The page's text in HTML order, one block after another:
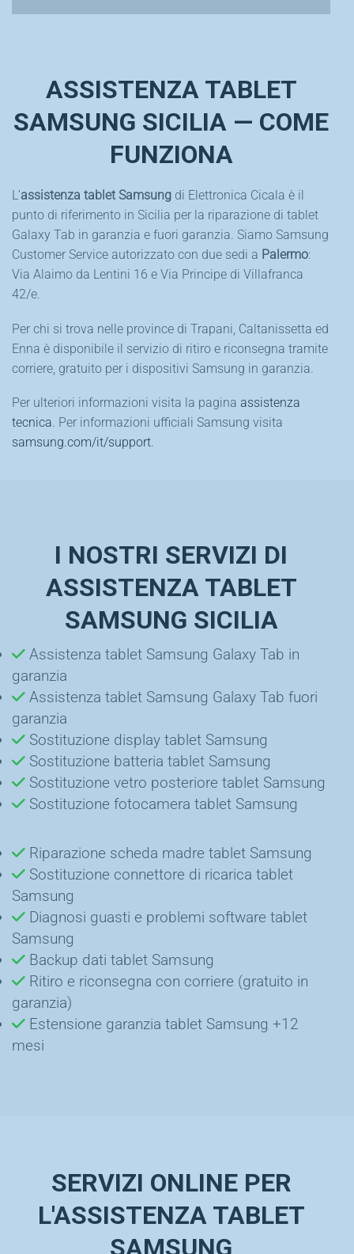
ASSISTENZA TABLET
SAMSUNG SICILIA — COME
FUNZIONA
L’assistenza tablet Samsung di Elettronica Cicala è il
punto di riferimento in Sicilia per la riparazione di tablet
Galaxy Tab in garanzia e fuori garanzia. Siamo Samsung
Customer Service autorizzato con due sedi a Palermo:
Via Alaimo da Lentini 16 e Via Principe di Villafranca
42/e.
Per chi si trova nelle province di Trapani, Caltanissetta ed
Enna è disponibile il servizio di ritiro e riconsegna tramite
corriere, gratuito per i dispositivi Samsung in garanzia.
Per ulteriori informazioni visita la pagina assistenza
tecnica. Per informazioni ufficiali Samsung visita
samsung.com/it/support.
I NOSTRI SERVIZI DI
ASSISTENZA TABLET
SAMSUNG SICILIA
Assistenza tablet Samsung Galaxy Tab in
garanzia
Assistenza tablet Samsung Galaxy Tab fuori
garanzia
Sostituzione display tablet Samsung
Sostituzione batteria tablet Samsung
Sostituzione vetro posteriore tablet Samsung
Sostituzione fotocamera tablet Samsung
Riparazione scheda madre tablet Samsung
Sostituzione connettore di ricarica tablet
Samsung
Diagnosi guasti e problemi software tablet
Samsung
Backup dati tablet Samsung
Ritiro e riconsegna con corriere (gratuito in
garanzia)
Estensione garanzia tablet Samsung +12
mesi
SERVIZI ONLINE PER
L'ASSISTENZA TABLET
SAMSUNG